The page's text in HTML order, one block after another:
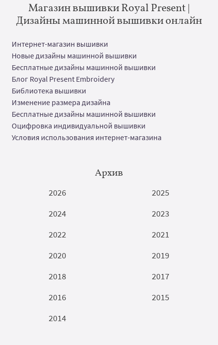
Магазин вышивки Royal Present |
Дизайны машинной вышивки онлайн
Интернет-магазин вышивки
Новые дизайны машинной вышивки
Бесплатные дизайны машинной вышивки
Блог Royal Present Embroidery
Библиотека вышивки
Изменение размера дизайна
Бесплатные дизайны машинной вышивки
Оцифровка индивидуальной вышивки
Условия использования интернет-магазина
Архив
2026
2025
2024
2023
2022
2021
2020
2019
2018
2017
2016
2015
2014